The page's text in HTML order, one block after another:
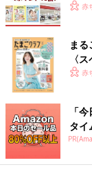
赤
ま
〈
赤
「
タイ